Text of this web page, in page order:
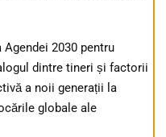
2030 pentru
dintre tineri și factorii
a noii generații la
globale ale